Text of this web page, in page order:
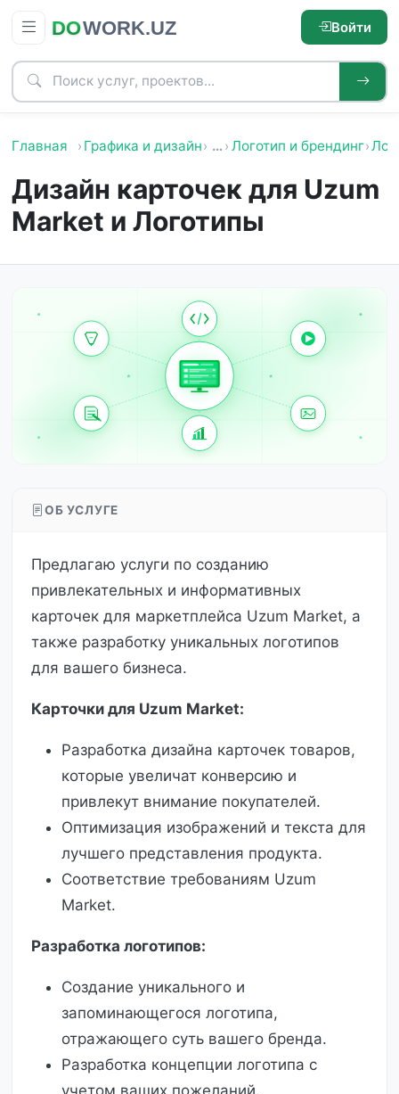
Войти
Главная Графика и дизайн … Логотип и брендинг
Дизайн карточек для Uzum
Market и Логотипы
ОБ УСЛУГЕ
Предлагаю услуги по созданию
привлекательных и информативных
карточек для маркетплейса Uzum Market, а
также разработку уникальных логотипов
для вашего бизнеса.
Карточки для Uzum Market:
Разработка дизайна карточек товаров,
которые увеличат конверсию и
привлекут внимание покупателей.
Оптимизация изображений и текста для
лучшего представления продукта.
Соответствие требованиям Uzum
Market.
Разработка логотипов:
Создание уникального и
запоминающегося логотипа,
отражающего суть вашего бренда.
Разработка концепции логотипа с
учетом ваших пожеланий.